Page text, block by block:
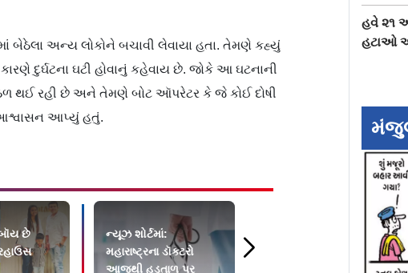
બેઠેલા અન્ય લોકોને બચાવી લેવાયા હતા. તેમણે કહ્યું
કારણે દુર્ઘટના ઘટી હોવાનું કહેવાય છે. જોકે આ ઘટનાની
થઈ રહી છે અને તેમણે બોટ ઑપરેટર કે જે કોઈ દોષી
આશ્વાસન આપ્યું હતું.
છે
ન્યૂઝ શોર્ટમાં:
મહારાષ્ટ્રના ડૉક્ટરો
આજથી હડતાળ પર
જન્મે તેલુગુ પણ કર્મે જૈન
શત્રુંજય મહાતીર્થની ૯૯
હવે ૨૧
હટાઓ